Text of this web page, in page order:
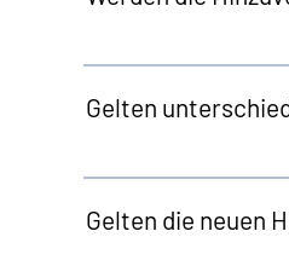
Gelten
Gelten die neuen